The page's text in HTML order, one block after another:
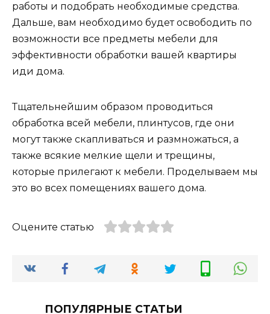
работы и подобрать необходимые средства.
Дальше, вам необходимо будет освободить по
возможности все предметы мебели для
эффективности обработки вашей квартиры
иди дома.
Тщательнейшим образом проводиться
обработка всей мебели, плинтусов, где они
могут также скапливаться и размножаться, а
также всякие мелкие щели и трещины,
которые прилегают к мебели. Проделываем мы
это во всех помещениях вашего дома.
Оцените статью
ПОПУЛЯРНЫЕ СТАТЬИ